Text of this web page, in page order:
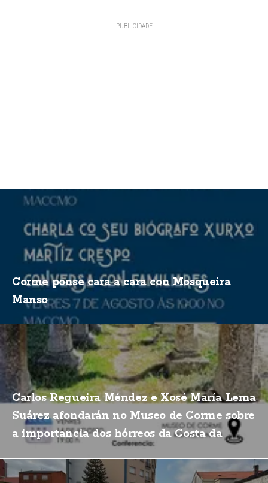
Corme ponse cara a cara con Mosqueira
Manso
Carlos Regueira Méndez e Xosé María Lema
Suárez afondarán no Museo de Corme sobre
a importancia dos hórreos da Costa da